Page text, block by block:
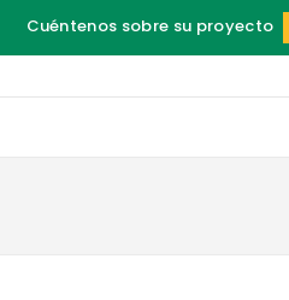
Cuéntenos sobre su proyecto